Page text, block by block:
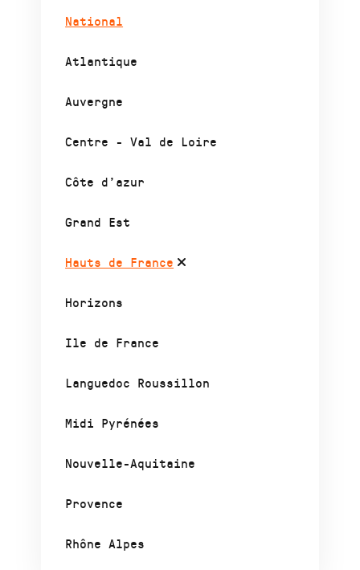
National
Atlantique
Auvergne
Centre - Val de Loire
Côte d’azur
Grand Est
Hauts de France
Horizons
Ile de France
Languedoc Roussillon
Midi Pyrénées
Nouvelle-Aquitaine
Provence
Rhône Alpes